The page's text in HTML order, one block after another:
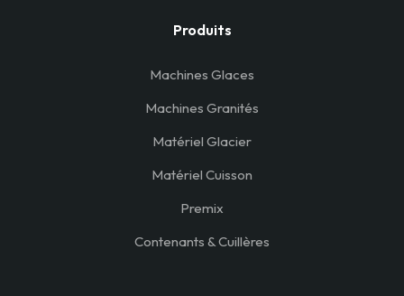
Produits
Machines Glaces
Machines Granités
Matériel Glacier
Matériel Cuisson
Premix
Contenants & Cuillères